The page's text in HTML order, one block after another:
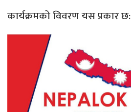
कार्यक्रमको विवरण यस प्रकार छ: